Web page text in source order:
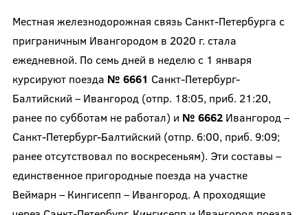
Местная железнодорожная связь Санкт-Петербурга с
приграничным Ивангородом в 2020 г. стала
ежедневной. По семь дней в неделю с 1 января
курсируют поезда № 6661 Санкт-Петербург-
Балтийский – Ивангород (отпр. 18:05, приб. 21:20,
ранее по субботам не работал) и № 6662Ивангород –
Санкт-Петербург-Балтийский (отпр. 6:00, приб. 9:09;
ранее отсутствовал по воскресеньям). Эти составы –
единственное пригородные поезда на участке
Веймарн – Кингисепп – Ивангород. А проходящие